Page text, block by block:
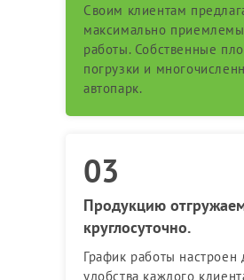
Своим клиентам
максимально
работы. Собственные
погрузки и
автопарк.
Продукцию
круглосуточно.
График работы настроен
удобства каждого